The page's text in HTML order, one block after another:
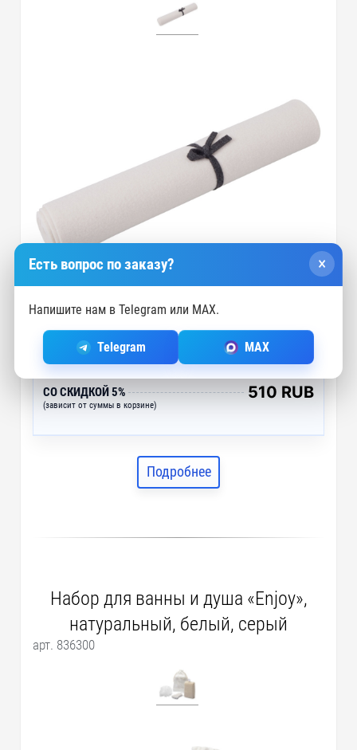
Цена537 RUB
СО СКИДКОЙ 5%
(зависит от суммы в корзине)
510 RUB
Подробнее
Набор для ванны и душа «Enjoy»,
натуральный, белый, серый
арт. 836300
Есть вопрос по заказу? ×
Напишите нам в Telegram или MAX.
Telegram MAX